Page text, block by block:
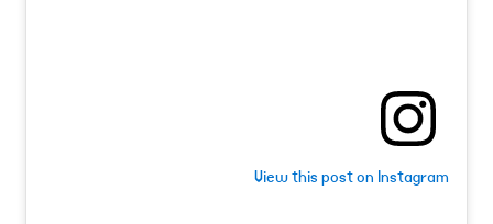
View this post on Instagram